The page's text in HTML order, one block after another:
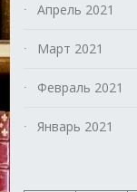
Апрель 2021
Март 2021
Февраль 2021
Январь 2021